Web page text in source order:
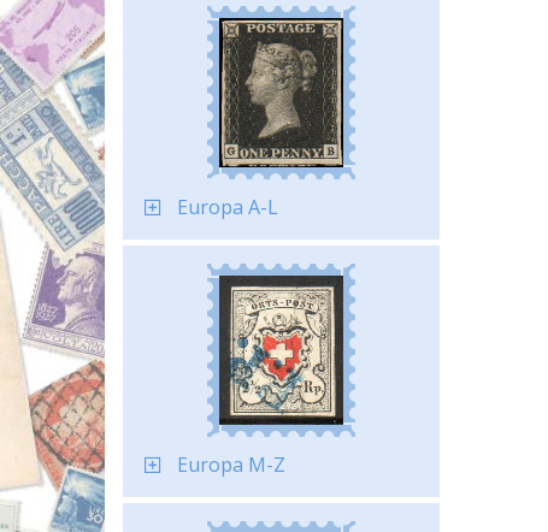
Europa A-L
Europa M-Z